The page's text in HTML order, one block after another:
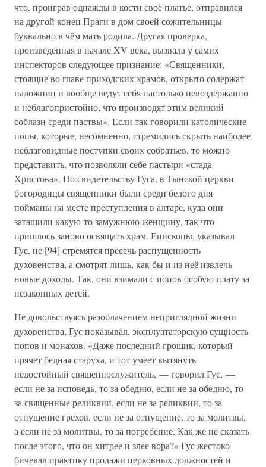
что, проиграв однажды в кости своё платье, отправился
на другой конец Праги в дом своей сожительницы
буквально в чём мать родила. Другая проверка,
произведённая в начале XV века, вызвала у самих
инспекторов следующее признание: «Священники,
стоящие во главе приходских храмов, открыто содержат
наложниц и вообще ведут себя настолько невоздержанно
и неблагопристойно, что производят этим великий
соблазн среди паствы». Если так говорили католические
попы, которые, несомненно, стремились скрыть наиболее
неблаговидные поступки своих собратьев, то можно
представить, что позволяли себе пастыри «стада
Христова». По свидетельству Гуса, в Тынской церкви
богородицы священники были среди белого дня
пойманы на месте преступления в алтаре, куда они
затащили какую-то замужнюю женщину, так что
пришлось заново освящать храм. Епископы, указывал
Гус, не [94] стремятся пресечь распущенность
духовенства, а смотрят лишь, как бы и из неё извлечь
новые доходы. Так, они взимали с попов особую плату за
незаконных детей.
Не довольствуясь разоблачением неприглядной жизни
духовенства, Гус показывал, эксплуататорскую сущность
попов и монахов. «Даже последний грошик, который
прячет бедная старуха, и тот умеет вытянуть
недостойный священнослужитель, — говорил Гус, —
если не за исповедь, то за обедню, если не за обедню, то
за священные реликвии, если не за реликвии, то за
отпущение грехов, если не за отпущение, то за молитвы,
а если не за молитвы, то за погребение. Как же не сказать
после этого, что он хитрее и злее вора?» Гус жестоко
бичевал практику продажи церковных должностей и